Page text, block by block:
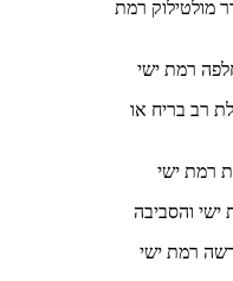
מולטילוק רמת
רמת ישי
רב בריח או
רמת ישי
ישי והסביבה
רמת ישי